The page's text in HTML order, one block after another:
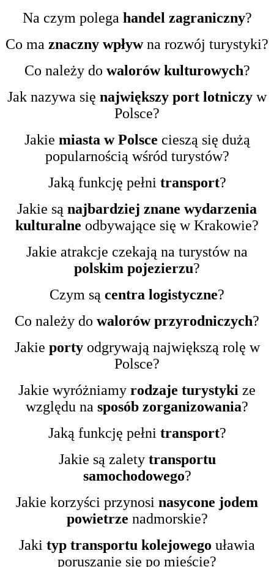
Na czym polega handel zagraniczny?
Co ma znaczny wpływna rozwój turystyki?
Co należy do walorów kulturowych?
Jak nazywa się największy port lotniczy w
Polsce?
Jakie miasta w Polsce cieszą się dużą
popularnością wśród turystów?
Jaką funkcję pełni transport?
Jakie są najbardziej znane wydarzenia
kulturalne odbywające się w Krakowie?
Jakie atrakcje czekają na turystów na
polskim pojezierzu?
Czym są centra logistyczne?
Co należy do walorów przyrodniczych?
Jakie porty odgrywają największą rolę w
Polsce?
Jakie wyróżniamy rodzaje turystyki ze
względu na sposób zorganizowania?
Jaką funkcję pełni transport?
Jakie są zalety transportu
samochodowego?
Jakie korzyści przynosi nasycone jodem
powietrze nadmorskie?
Jaki typ transportu kolejowego uławia
poruszanie się po mieście?